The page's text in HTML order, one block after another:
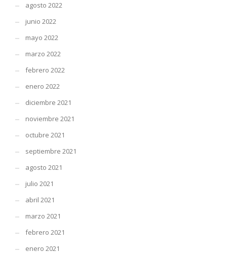
agosto 2022
junio 2022
mayo 2022
marzo 2022
febrero 2022
enero 2022
diciembre 2021
noviembre 2021
octubre 2021
septiembre 2021
agosto 2021
julio 2021
abril 2021
marzo 2021
febrero 2021
enero 2021